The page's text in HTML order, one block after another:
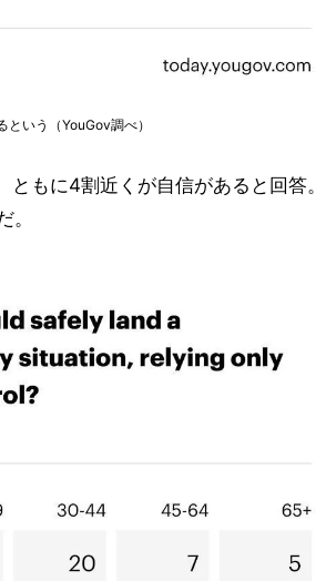
いう（YouGov調べ）
もに4割近くが自信があると回答。
。